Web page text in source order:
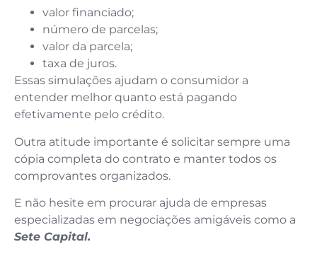
valor financiado;
número de parcelas;
valor da parcela;
taxa de juros.
Essas simulações ajudam o consumidor a
entender melhor quanto está pagando
efetivamente pelo crédito.
Outra atitude importante é solicitar sempre uma
cópia completa do contrato e manter todos os
comprovantes organizados.
E não hesite em procurar ajuda de empresas
especializadas em negociações amigáveis como a
Sete Capital.